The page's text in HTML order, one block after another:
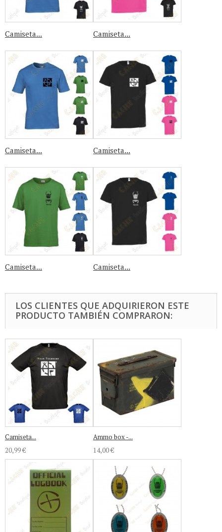
Camiseta... Camiseta...
Camiseta... Camiseta...
Camiseta... Camiseta...
LOS CLIENTES QUE ADQUIRIERON ESTE
PRODUCTO TAMBIÉN COMPRARON:
Camiseta...
20,99 €
Ammo box -...
14,00 €